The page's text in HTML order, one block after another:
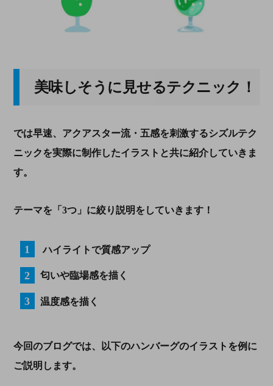
美味しそうに見せるテクニック！
では早速、アクアスター流・五感を刺激するシズルテク
ニックを実際に制作したイラストと共に紹介していきま
す。
テーマを「3つ」に絞り説明をしていきます！
ハイライトで質感アップ
匂いや臨場感を描く
温度感を描く
今回のブログでは、以下のハンバーグのイラストを例に
ご説明します。